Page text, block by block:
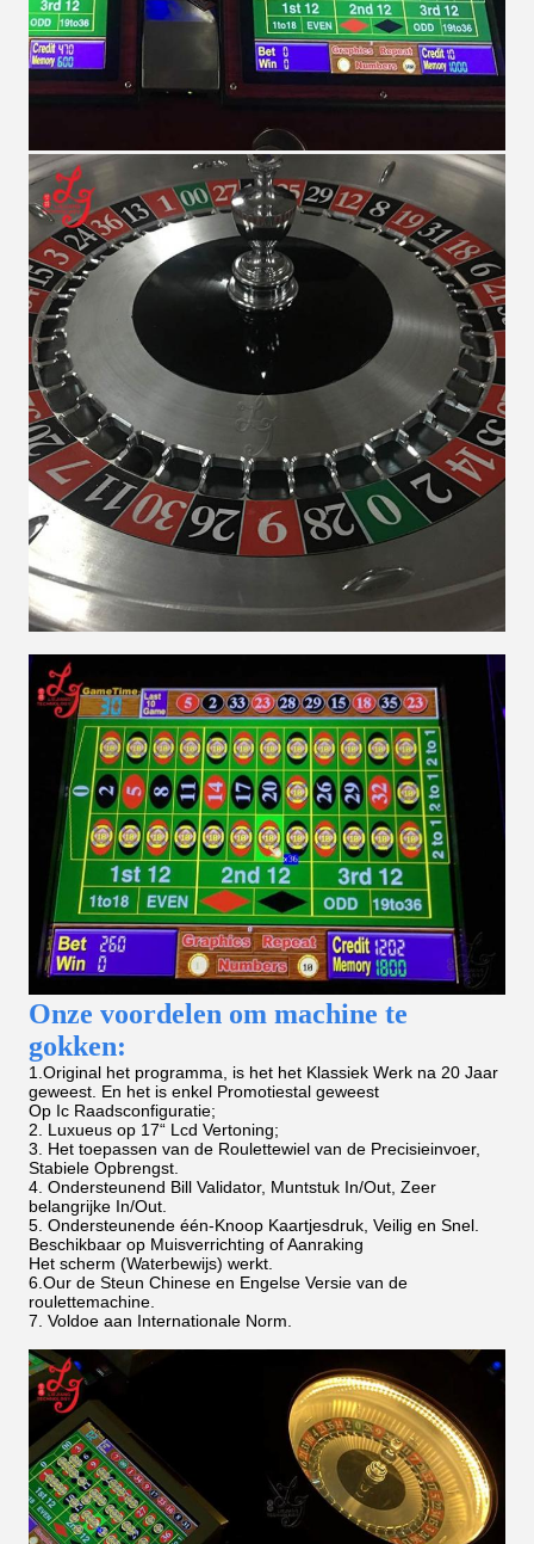
Onze voordelen om machine te
gokken:
1.Original het programma, is het het Klassiek Werk na 20 Jaar
geweest. En het is enkel Promotiestal geweest
Op Ic Raadsconfiguratie;
2. Luxueus op 17“ Lcd Vertoning;
3. Het toepassen van de Roulettewiel van de Precisieinvoer,
Stabiele Opbrengst.
4. Ondersteunend Bill Validator, Muntstuk In/Out, Zeer
belangrijke In/Out.
5. Ondersteunende één-Knoop Kaartjesdruk, Veilig en Snel.
Beschikbaar op Muisverrichting of Aanraking
Het scherm (Waterbewijs) werkt.
6.Our de Steun Chinese en Engelse Versie van de
roulettemachine.
7. Voldoe aan Internationale Norm.